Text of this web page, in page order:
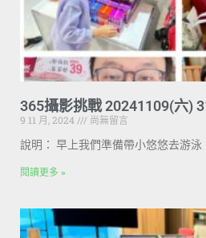
365攝影挑戰 20241109(六)
9 11 月, 2024
尚無留言
說明： 早上我們準備帶小悠悠去游
閱讀更多 »